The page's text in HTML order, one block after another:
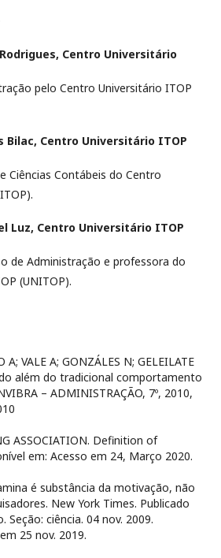
Centro Universitário
pelo Centro Universitário ITOP
Bilac, Centro Universitário ITOP
Ciências Contábeis do Centro
Luz, Centro Universitário ITOP
de Administração e professora do
(UNITOP).
VALE A; GONZÁLES N; GELEILATE
além do tradicional comportamento
– ADMINISTRAÇÃO, 7º, 2010,
ASSOCIATION. Definition of
em: Acesso em 24, Março 2020.
é substância da motivação, não
New York Times. Publicado
Seção: ciência. 04 nov. 2009.
25 nov. 2019.